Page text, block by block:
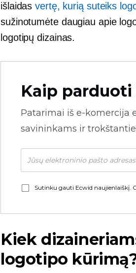
išlaidasvertę, kurią suteiks
sužinotumėte daugiau apie
logotipų dizainas.
Kaip
Patarimai iš e-komercija
savininkams ir
Sutinku gauti Ecwid naujienlaiškį.
Kiek
logotipo